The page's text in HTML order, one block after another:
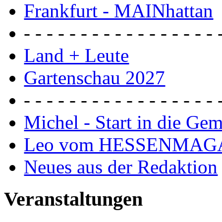
Frankfurt - MAINhattan
- - - - - - - - - - - - - - - - -
Land + Leute
Gartenschau 2027
- - - - - - - - - - - - - - - - -
Michel - Start in die
Leo vom
Neues aus der Redaktion
Veranstaltungen